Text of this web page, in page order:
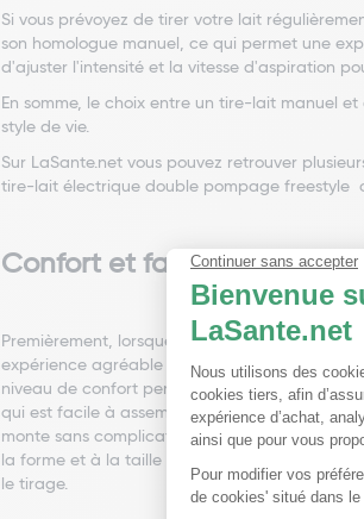
Si vous prévoyez de tirer votre lait
son homologue manuel, ce qui permet une
d'ajuster l'intensité et la vitesse d'aspiration
En somme, le choix entre un tire-lait manuel
style de vie.
Sur LaSante.net vous pouvez retrouver
tire-lait électrique double pompage freestyle
Confort et facilité
Premièrement, lorsque vous sélectionnez un
expérience agréable et efficace. Un tire-lait
niveau de confort personnel. Cette
qui est facile à assembler, à utiliser et à
monte sans complications. Enfin, pour votre
la forme et à la taille de vos seins. Si
le tirage.